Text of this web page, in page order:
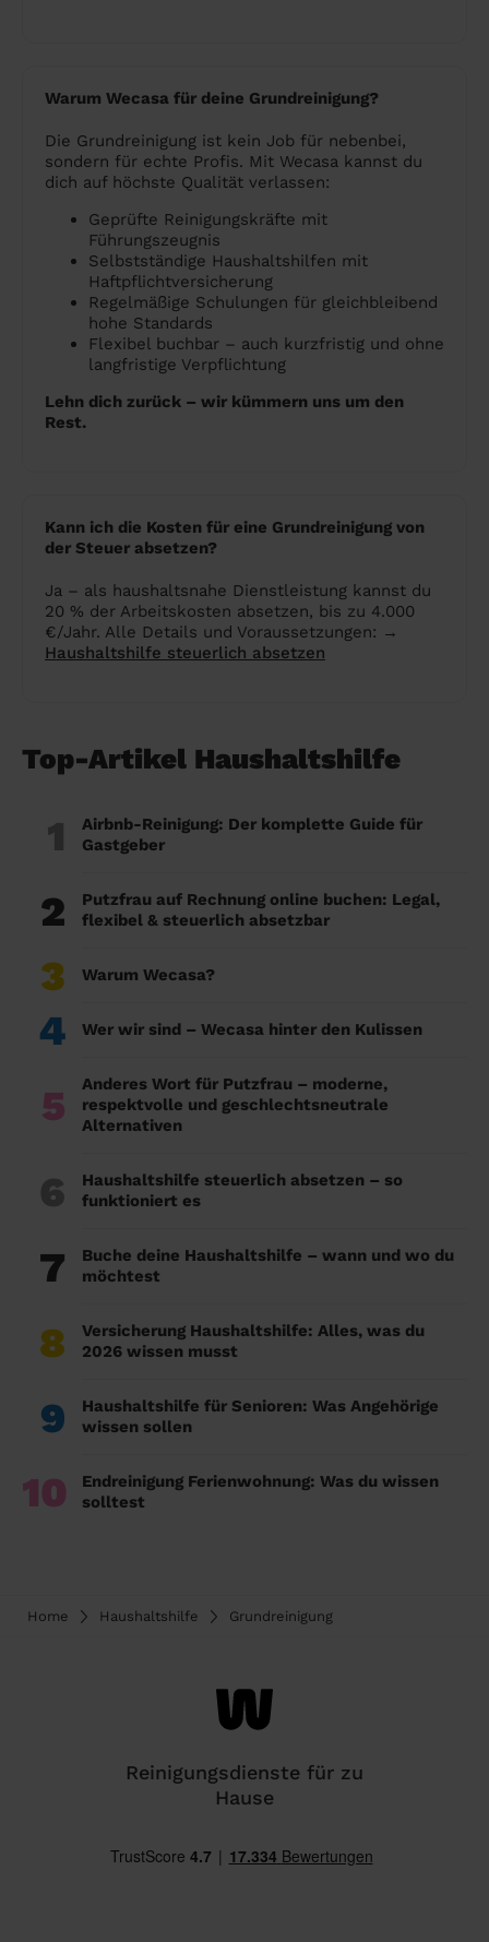
Warum Wecasa für deine Grundreinigung?
Die Grundreinigung ist kein Job für nebenbei,
sondern für echte Profis. Mit Wecasa kannst du
dich auf höchste Qualität verlassen:
Geprüfte Reinigungskräfte mit
Führungszeugnis
Selbstständige Haushaltshilfen mit
Haftpflichtversicherung
Regelmäßige Schulungen für gleichbleibend
hohe Standards
Flexibel buchbar – auch kurzfristig und ohne
langfristige Verpflichtung
Lehn dich zurück – wir kümmern uns um den
Rest.
Kann ich die Kosten für eine Grundreinigung von
der Steuer absetzen?
Ja – als haushaltsnahe Dienstleistung kannst du
20 % der Arbeitskosten absetzen, bis zu 4.000
€/Jahr. Alle Details und Voraussetzungen: →
Haushaltshilfe steuerlich absetzen
Top-Artikel Haushaltshilfe
1
Airbnb-Reinigung: Der komplette Guide für
Gastgeber
2
Putzfrau auf Rechnung online buchen: Legal,
flexibel & steuerlich absetzbar
3 Warum Wecasa?
4 Wer wir sind – Wecasa hinter den Kulissen
5
Anderes Wort für Putzfrau – moderne,
respektvolle und geschlechtsneutrale
Alternativen
6
Haushaltshilfe steuerlich absetzen – so
funktioniert es
7
Buche deine Haushaltshilfe – wann und wo du
möchtest
8
Versicherung Haushaltshilfe: Alles, was du
2026 wissen musst
9
Haushaltshilfe für Senioren: Was Angehörige
wissen sollen
10
Endreinigung Ferienwohnung: Was du wissen
solltest
Home Haushaltshilfe Grundreinigung
Reinigungsdienste für zu
Hause